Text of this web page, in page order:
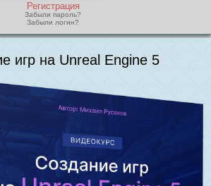
Регистрация
Забыли пароль?
Забыли логин?
игр на Unreal Engine 5